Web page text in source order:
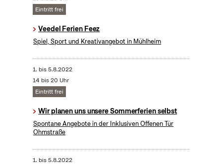
Eintritt frei
Veedel Ferien Feez
Spiel, Sport und Kreativangebot in Mühlheim
1. bis5.8.2022
14 bis 20 Uhr
Eintritt frei
Wir planen uns unsere Sommerferien selbst
Spontane Angebote in der Inklusiven Offenen Tür
Ohmstraße
1. bis5.8.2022